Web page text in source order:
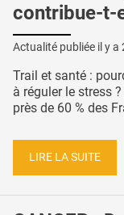
contribue-t-
Actualité publiée il y a
Trail et santé :
à réguler le stress
près de 60 % des
LIRE LA SUITE